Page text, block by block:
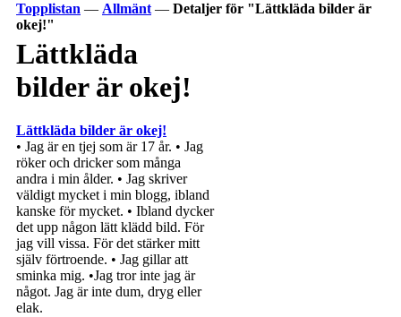
Topplistan — Allmänt — Detaljer för "Lättkläda bilder är
okej!"
Lättkläda
bilder är okej!
Lättkläda bilder är okej!
• Jag är en tjej som är 17 år. • Jag
röker och dricker som många
andra i min ålder. • Jag skriver
väldigt mycket i min blogg, ibland
kanske för mycket. • Ibland dycker
det upp någon lätt klädd bild. För
jag vill vissa. För det stärker mitt
själv förtroende. • Jag gillar att
sminka mig. •Jag tror inte jag är
något. Jag är inte dum, dryg eller
elak.